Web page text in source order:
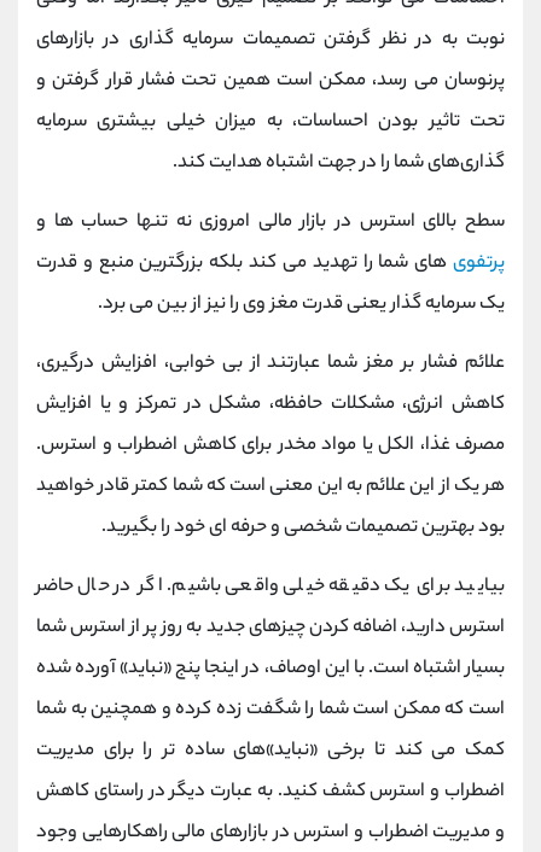
نوبت به در نظر گرفتن تصمیمات سرمایه ‌گذاری در بازارهای
پرنوسان می ‌رسد، ممکن است همین تحت فشار قرار گرفتن و
تحت تاثیر بودن احساسات، به میزان خیلی بیشتری سرمایه
‌گذاری‌های شما را در جهت اشتباه هدایت کند.
سطح بالای استرس در بازار مالی امروزی نه تنها حساب‌ ها و
پرتفوی ‌های شما را تهدید می‌ کند بلکه بزرگترین منبع و قدرت
یک سرمایه‌ گذار یعنی قدرت مغز وی را نیز از بین می ‌برد.
علائم فشار بر مغز شما عبارتند از بی خوابی، افزایش درگیری،
کاهش انرژی، مشکلات حافظه، مشکل در تمرکز و یا افزایش
مصرف غذا، الکل یا مواد مخدر برای کاهش اضطراب و استرس.
هر یک از این علائم به این معنی است که شما کمتر قادر خواهید
بود بهترین تصمیمات شخصی و حرفه ای خود را بگیرید.
بیایید برای یک دقیقه خیلی واقعی باشیم. اگر در حال حاضر
استرس دارید، اضافه کردن چیزهای جدید به روز پر از استرس شما
بسیار اشتباه است. با این اوصاف، در اینجا پنج «نباید» آورده شده
است که ممکن است شما را شگفت زده کرده و همچنین به شما
کمک می کند تا برخی «نباید»های ساده تر را برای مدیریت
اضطراب و استرس کشف کنید. به عبارت دیگر در راستای کاهش
و مدیریت اضطراب و استرس در بازارهای مالی راهکارهایی وجود